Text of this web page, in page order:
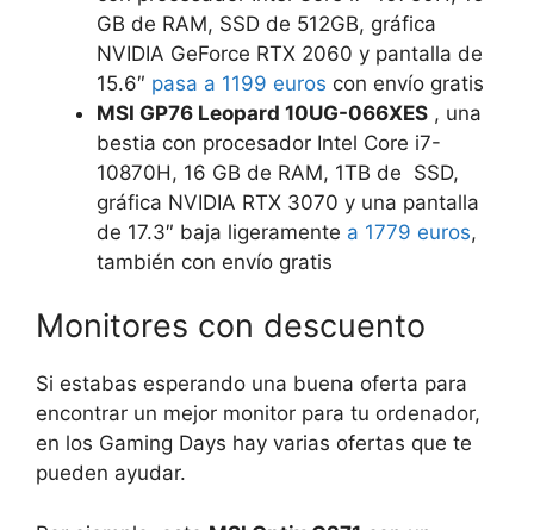
GB de RAM, SSD de 512GB, gráfica
NVIDIA GeForce RTX 2060 y pantalla de
15.6″ pasa a 1199 euros con envío gratis
MSI GP76 Leopard 10UG-066XES , una
bestia con procesador Intel Core i7-
10870H, 16 GB de RAM, 1TB de SSD,
gráfica NVIDIA RTX 3070 y una pantalla
de 17.3″ baja ligeramente a 1779 euros,
también con envío gratis
Monitores con descuento
Si estabas esperando una buena oferta para
encontrar un mejor monitor para tu ordenador,
en los Gaming Days hay varias ofertas que te
pueden ayudar.